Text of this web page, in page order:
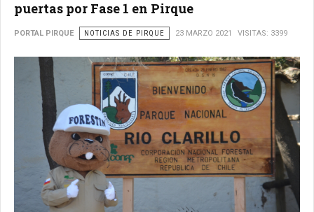
puertas por Fase 1 en Pirque
PORTAL PIRQUE NOTICIAS DE PIRQUE 23 MARZO 2021 VISITAS: 3399